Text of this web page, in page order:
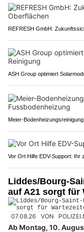
REFRESH GmbH:
ASH Group optimiert
Meier-
Vor Ort Hilfe EDV-Support: Ihr
Liddes/Bourg-
auf A21 sorgt für
07.08.26 VON
Ab Montag, 10.